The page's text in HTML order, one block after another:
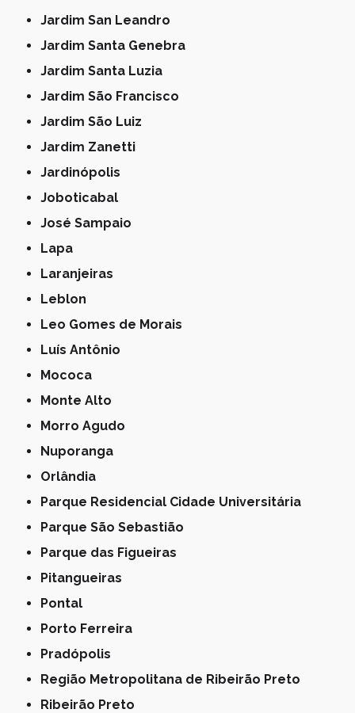
Jardim San Leandro
Jardim Santa Genebra
Jardim Santa Luzia
Jardim São Francisco
Jardim São Luiz
Jardim Zanetti
Jardinópolis
Joboticabal
José Sampaio
Lapa
Laranjeiras
Leblon
Leo Gomes de Morais
Luís Antônio
Mococa
Monte Alto
Morro Agudo
Nuporanga
Orlândia
Parque Residencial Cidade Universitária
Parque São Sebastião
Parque das Figueiras
Pitangueiras
Pontal
Porto Ferreira
Pradópolis
Região Metropolitana de Ribeirão Preto
Ribeirão Preto